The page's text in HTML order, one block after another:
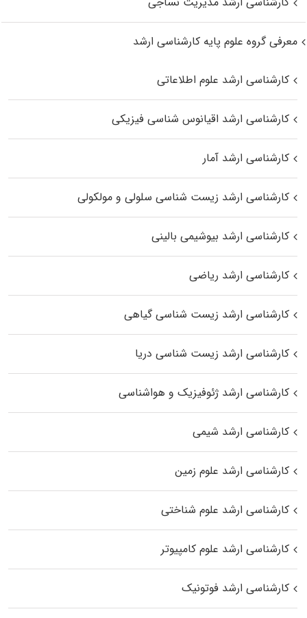
معرفی گروه علوم پایه کارشناسی ارشد
کارشناسی ارشد علوم اطلاعاتی
کارشناسی ارشد اقیانوس‌ شناسی فیزیکی
کارشناسی ارشد آمار
کارشناسی ارشد زیست شناسی سلولی و مولکولی
کارشناسی ارشد بیوشیمی بالینی
کارشناسی ارشد ریاضی
کارشناسی ارشد زیست‌ شناسی گیاهی
کارشناسی ارشد زیست‌ شناسی دریا
کارشناسی ارشد ژئوفیزیک و هواشناسی
کارشناسی ارشد شیمی
کارشناسی ارشد علوم زمین
کارشناسی ارشد علوم شناختی
کارشناسی ارشد علوم کامپیوتر
کارشناسی ارشد فوتونیک